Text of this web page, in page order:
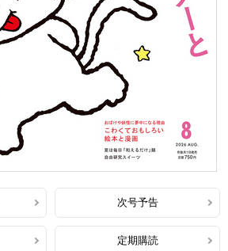
次号予告
定期購読